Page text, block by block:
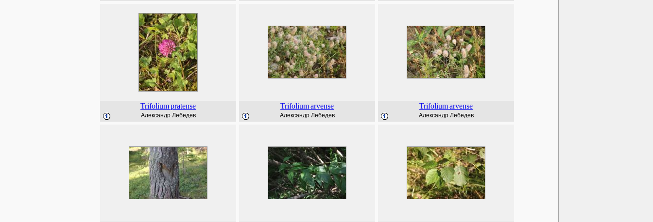
Trifoliumpratense
Александр Лебедев
Trifoliumarvense
Александр Лебедев
Trifoliumarvense
Александр Лебедев